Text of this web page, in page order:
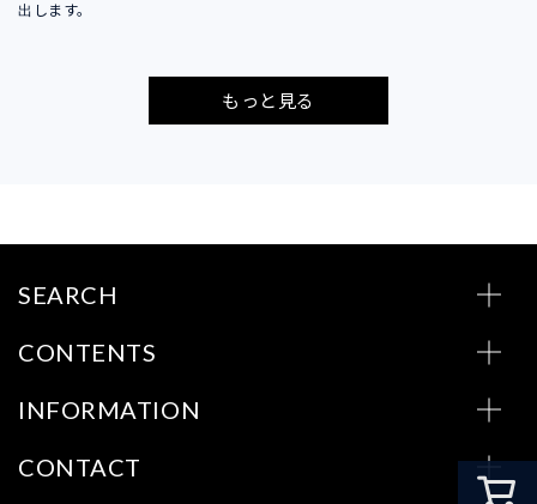
出します。
もっと見る
SEARCH
CONTENTS
INFORMATION
CONTACT